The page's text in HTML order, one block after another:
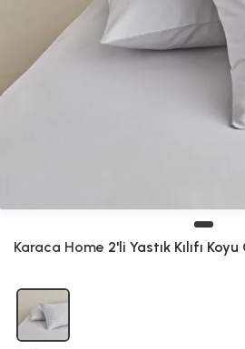
Karaca Home 2'li Yastık Kılıfı